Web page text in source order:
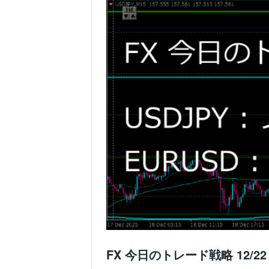
FX 今日のトレード戦略 12/